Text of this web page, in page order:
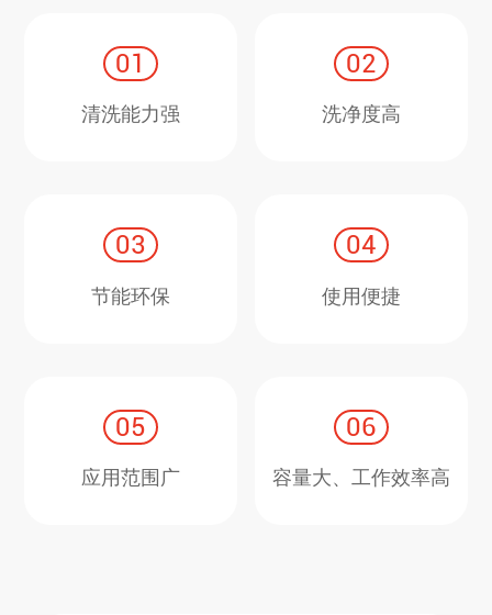
01
清洗能力强
02
洗净度高
03
节能环保
04
使用便捷
05
应用范围广
06
容量大、工作效率高